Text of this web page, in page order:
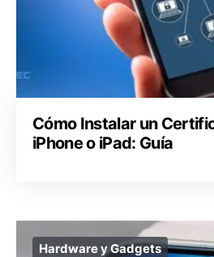
Cómo Instalar un
iPhone o iPad: Guía
Hardware y Gadgets